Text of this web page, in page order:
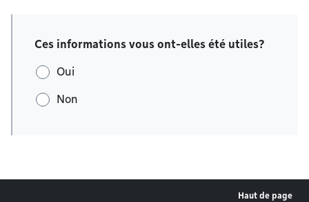
Ces informations vous ont-elles été utiles?
Oui
Non
Haut de page